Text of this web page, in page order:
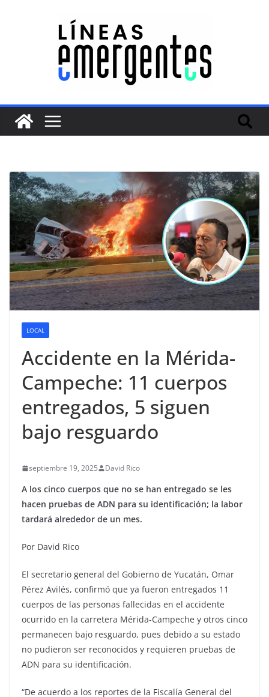
LOCAL
Accidente en la Mérida-
Campeche: 11 cuerpos
entregados, 5 siguen
bajo resguardo
septiembre 19, 2025 David Rico
A los cinco cuerpos que no se han entregado se les
hacen pruebas de ADN para su identificación; la labor
tardará alrededor de un mes.
Por David Rico
El secretario general del Gobierno de Yucatán, Omar
Pérez Avilés, confirmó que ya fueron entregados 11
cuerpos de las personas fallecidas en el accidente
ocurrido en la carretera Mérida-Campeche y otros cinco
permanecen bajo resguardo, pues debido a su estado
no pudieron ser reconocidos y requieren pruebas de
ADN para su identificación.
“De acuerdo a los reportes de la Fiscalía General del